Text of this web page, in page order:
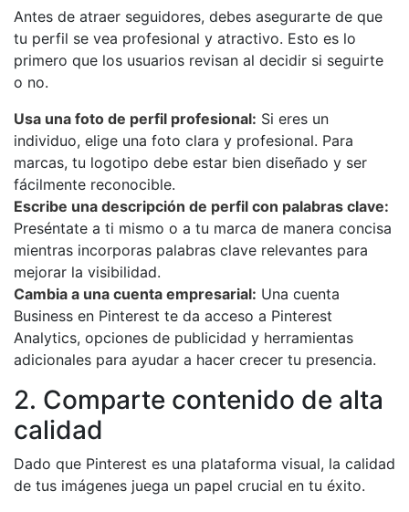
Antes de atraer seguidores, debes asegurarte de que
tu perfil se vea profesional y atractivo. Esto es lo
primero que los usuarios revisan al decidir si seguirte
o no.
Usa una foto de perfil profesional: Si eres un
individuo, elige una foto clara y profesional. Para
marcas, tu logotipo debe estar bien diseñado y ser
fácilmente reconocible.
Escribe una descripción de perfil con palabras clave:
Preséntate a ti mismo o a tu marca de manera concisa
mientras incorporas palabras clave relevantes para
mejorar la visibilidad.
Cambia a una cuenta empresarial: Una cuenta
Business en Pinterest te da acceso a Pinterest
Analytics, opciones de publicidad y herramientas
adicionales para ayudar a hacer crecer tu presencia.
2. Comparte contenido de alta
calidad
Dado que Pinterest es una plataforma visual, la calidad
de tus imágenes juega un papel crucial en tu éxito.